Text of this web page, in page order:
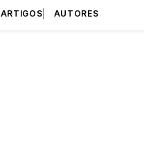
ARTIGOS AUTORES